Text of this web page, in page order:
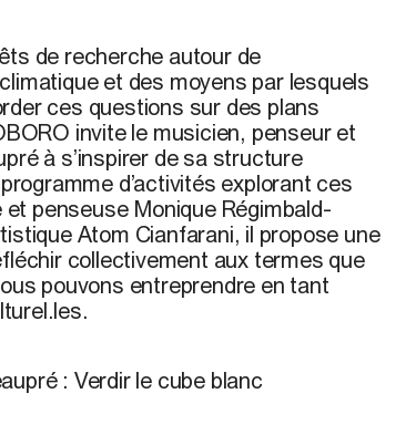
de recherche autour de
et des moyens par lesquels
ces questions sur des plans
invite le musicien, penseur et
à s’inspirer de sa structure
d’activités explorant ces
penseuse Monique Régimbald-
Atom Cianfarani, il propose une
collectivement aux termes que
pouvons entreprendre en tant
: Verdir le cube blanc